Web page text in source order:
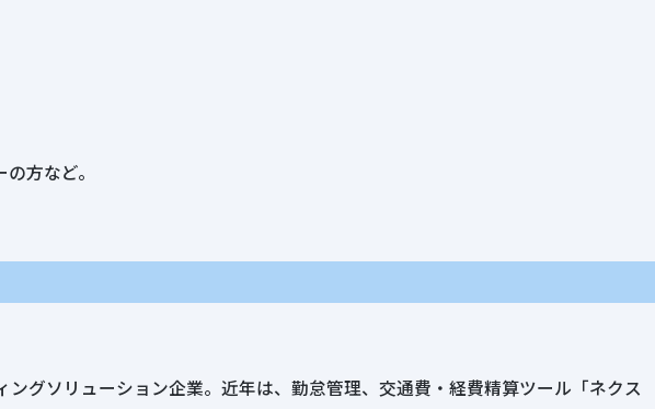
方など。
グソリューション企業。近年は、勤怠管理、交通費・経費精算ツール「ネクス